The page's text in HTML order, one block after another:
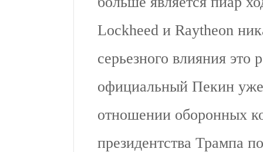
Lockheed и Raytheon
серьезного влияния это
официальный Пекин
отношении оборонных
президентства Трампа